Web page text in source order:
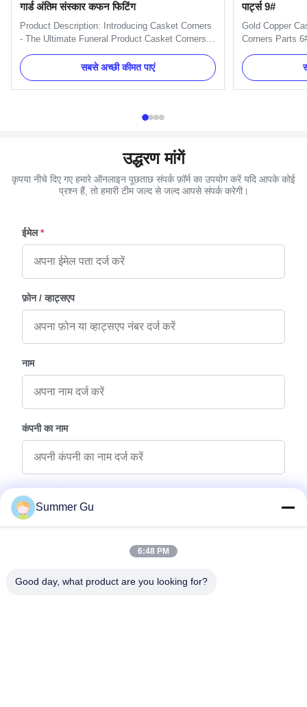
गार्ड अंतिम संस्कार कफन फिटिंग
Product Description: Introducing Casket Corners
- The Ultimate Funeral Product Casket Corners
provide an easy and stylish way to decorate your
casket with a beautiful, timeless look. Our
product is perfect for any funeral home, large or
small. Manufactured by a leading large funeral
सबसे अच्छी कीमत पाएं
पार्ट्स 9#
Gold Copper
Corners Parts
Value Name
Gold, Silver
Material Plastic
(Mainland)
उद्धरण मांगें
कृपया नीचे दिए गए हमारे ऑनलाइन पूछताछ संपर्क फ़ॉर्म का उपयोग करें यदि आपके कोई
प्रश्न हैं, तो हमारी टीम जल्द से जल्द आपसे संपर्क करेगी।
ईमेल *
फ़ोन / व्हाट्सएप
नाम
कंपनी का नाम
पूछताछ संदेश
Summer Gu
6:48 PM
Good day, what product are you looking for?